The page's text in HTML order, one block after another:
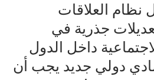
نظام العلاقات
تعديلات جذرية في
داخل الدول
دولي جديد يجب أن